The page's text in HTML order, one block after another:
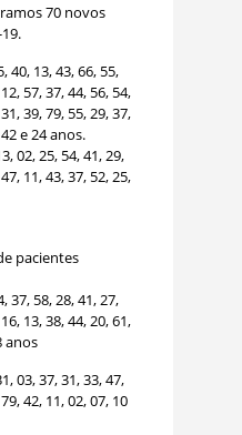
70 novos
40, 13, 43, 66, 55,
57, 37, 44, 56, 54,
39, 79, 55, 29, 37,
e 24 anos.
02, 25, 54, 41, 29,
11, 43, 37, 52, 25,
pacientes
37, 58, 28, 41, 27,
13, 38, 44, 20, 61,
anos
03, 37, 31, 33, 47,
42, 11, 02, 07, 10